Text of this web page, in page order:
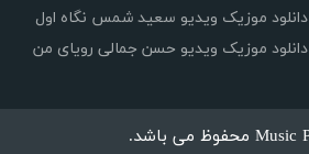
دانلود موزیک ویدیو سعید شمس نگاه اول
دانلود موزیک ویدیو حسن جمالی رویای من